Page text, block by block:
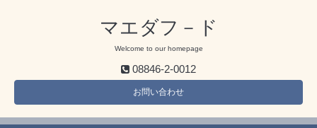
マエダフ－ド
Welcome to our homepage
08846-2-0012
お問い合わせ